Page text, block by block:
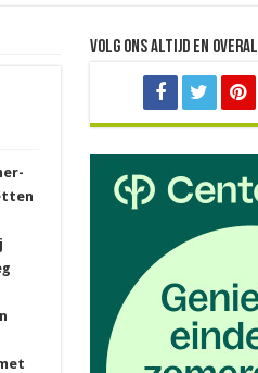
Volg ons altijd en overal